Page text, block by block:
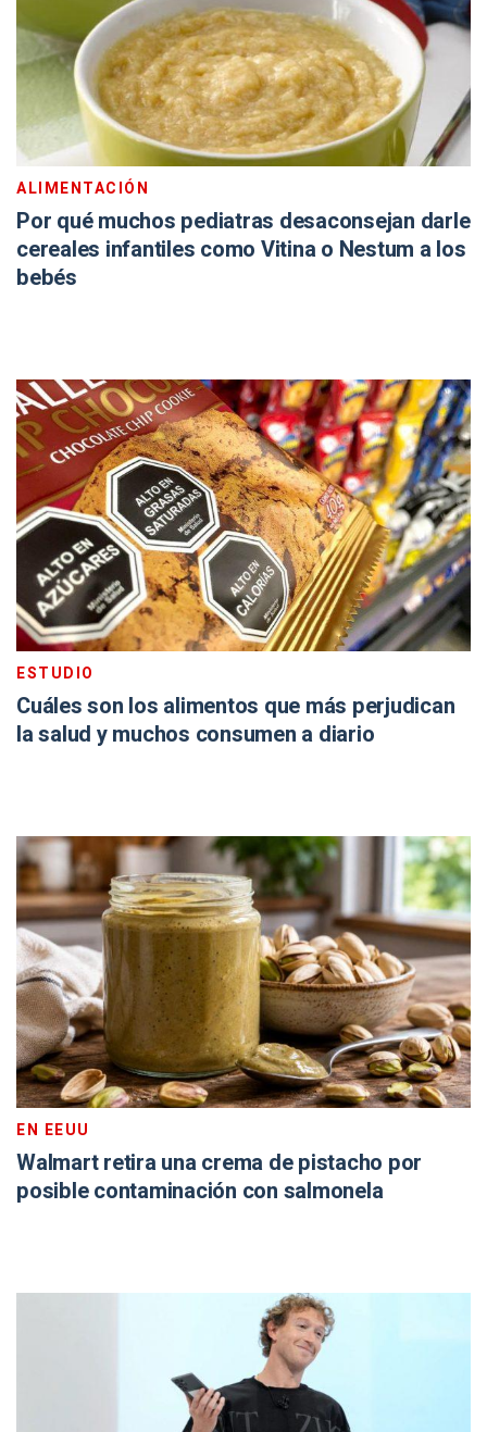
ALIMENTACIÓN
Por qué muchos pediatras desaconsejan darle
cereales infantiles como Vitina o Nestum a los
bebés
ESTUDIO
Cuáles son los alimentos que más perjudican
la salud y muchos consumen a diario
EN EEUU
Walmart retira una crema de pistacho por
posible contaminación con salmonela